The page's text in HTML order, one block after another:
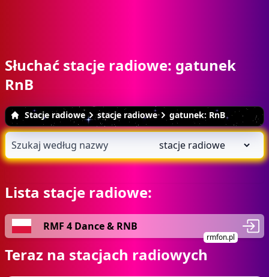
Słuchać stacje radiowe: gatunek
RnB
Stacje radiowe stacje radiowe gatunek: RnB
Lista stacje radiowe:
RMF 4 Dance & RNB
rmfon.pl
Teraz na stacjach radiowych